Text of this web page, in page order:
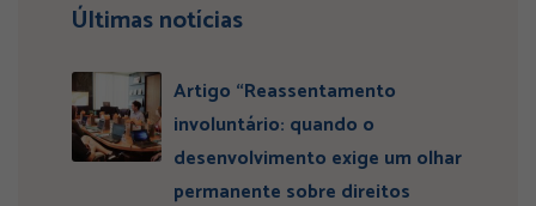
Últimas notícias
Artigo “Reassentamento
involuntário: quando o
desenvolvimento exige um olhar
permanente sobre direitos